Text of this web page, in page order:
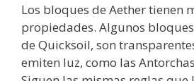
Los bloques de Aether tienen
propiedades. Algunos
de Quicksoil, son
emiten luz, como las